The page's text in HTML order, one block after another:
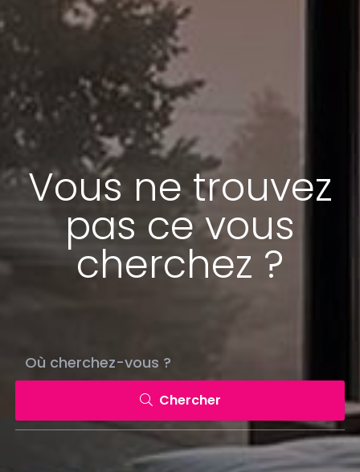
Vous ne trouvez
pas ce vous
cherchez ?
Chercher